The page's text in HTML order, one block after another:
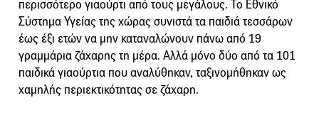
περισσότερο γιαούρτι από τους μεγάλους. Το Εθνικό
Σύστημα Υγείας της χώρας συνιστά τα παιδιά τεσσάρων
έως έξι ετών να μην καταναλώνουν πάνω από 19
γραμμάρια ζάχαρης τη μέρα. Αλλά μόνο δύο από τα 101
παιδικά γιαούρτια που αναλύθηκαν, ταξινομήθηκαν ως
χαμηλής περιεκτικότητας σε ζάχαρη.